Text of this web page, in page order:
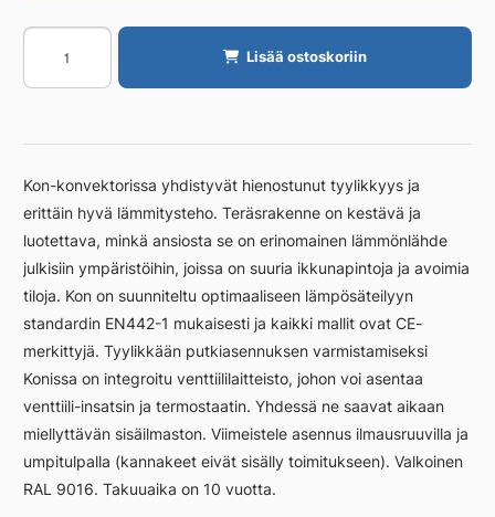
Konvektori
PURMO
KON
KON
214X1000
AB
määrä
Lisää ostoskoriin
Kon-konvektorissa yhdistyvät hienostunut tyylikkyys ja
erittäin hyvä lämmitysteho. Teräsrakenne on kestävä ja
luotettava, minkä ansiosta se on erinomainen lämmönlähde
julkisiin ympäristöihin, joissa on suuria ikkunapintoja ja avoimia
tiloja. Kon on suunniteltu optimaaliseen lämpösäteilyyn
standardin EN442-1 mukaisesti ja kaikki mallit ovat CE-
merkittyjä. Tyylikkään putkiasennuksen varmistamiseksi
Konissa on integroitu venttiililaitteisto, johon voi asentaa
venttiili-insatsin ja termostaatin. Yhdessä ne saavat aikaan
miellyttävän sisäilmaston. Viimeistele asennus ilmausruuvilla ja
umpitulpalla (kannakeet eivät sisälly toimitukseen). Valkoinen
RAL 9016. Takuuaika on 10 vuotta.